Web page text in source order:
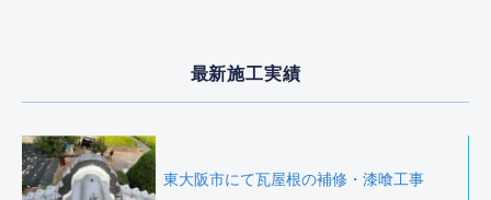
最新施工実績
東大阪市にて瓦屋根の補修・漆喰工事